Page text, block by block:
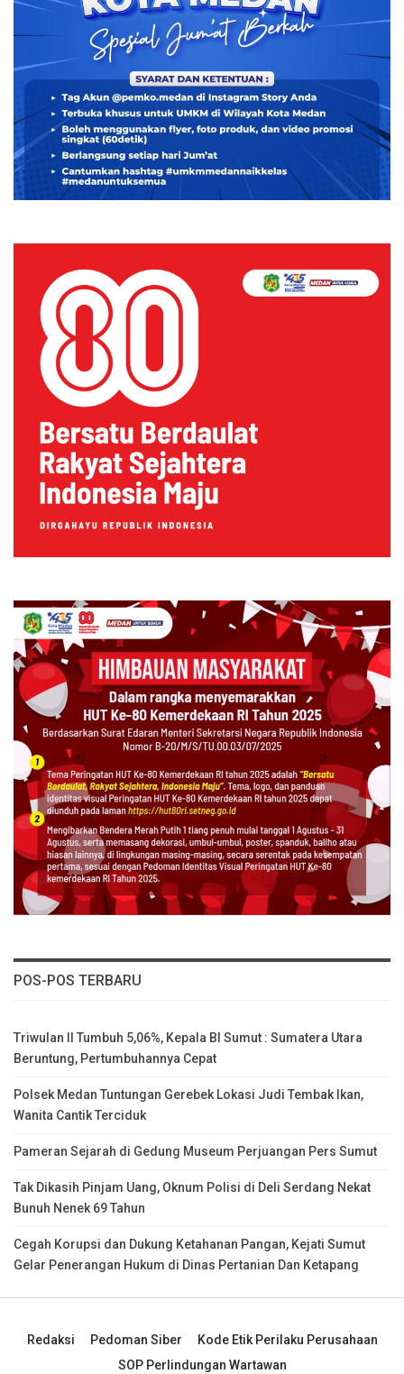
POS-POS TERBARU
Triwulan II Tumbuh 5,06%, Kepala BI Sumut : Sumatera Utara
Beruntung, Pertumbuhannya Cepat
Polsek Medan Tuntungan Gerebek Lokasi Judi Tembak Ikan,
Wanita Cantik Terciduk
Pameran Sejarah di Gedung Museum Perjuangan Pers Sumut
Tak Dikasih Pinjam Uang, Oknum Polisi di Deli Serdang Nekat
Bunuh Nenek 69 Tahun
Cegah Korupsi dan Dukung Ketahanan Pangan, Kejati Sumut
Gelar Penerangan Hukum di Dinas Pertanian Dan Ketapang
Redaksi Pedoman Siber
Kode Etik Perilaku Perusahaan
SOP Perlindungan Wartawan